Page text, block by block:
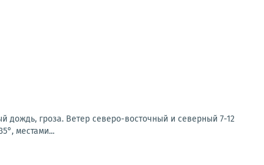
дождь, гроза. Ветер северо-восточный и северный 7-12
местами...